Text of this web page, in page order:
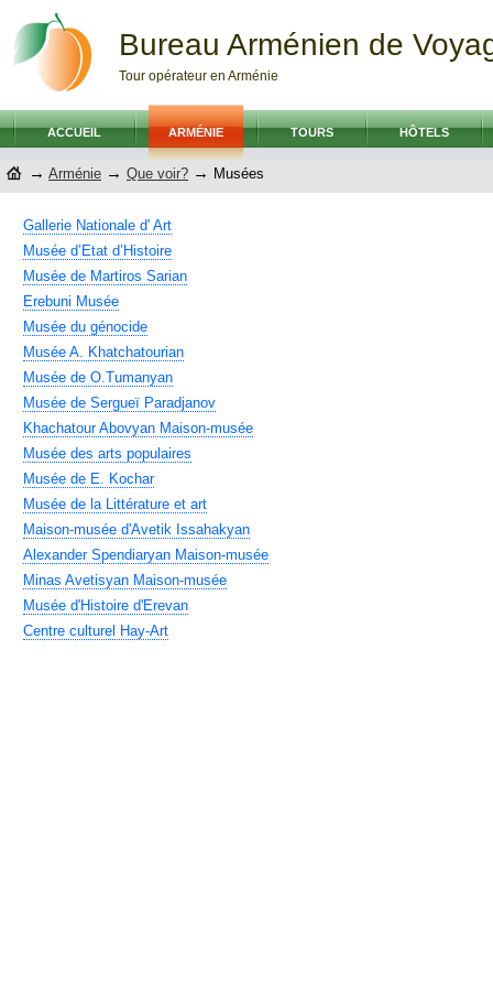
Bureau Arménien de
Tour opérateur en Arménie
ACCUEIL ARMÉNIE TOURS HÔTELS
→ Arménie → Que voir? → Musées
Gallerie Nationale d' Art
Musée d’Etat d’Histoire
Musée de Martiros Sarian
Erebuni Musée
Musée du génocide
Musée A. Khatchatourian
Musée de O.Tumanyan
Musée de Sergueï Paradjanov
Khachatour Abovyan Maison-musée
Musée des arts populaires
Musée de E. Kochar
Musée de la Littérature et art
Maison-musée d'Avetik Issahakyan
Alexander Spendiaryan Maison-musée
Minas Avetisyan Maison-musée
Musée d'Histoire d'Erevan
Centre culturel Hay-Art